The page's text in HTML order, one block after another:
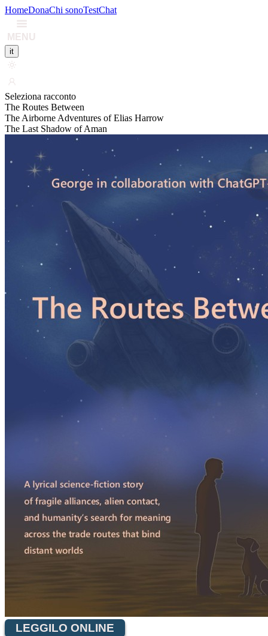
HomeDonaChi sonoTestChat
MENU
it
Seleziona racconto
The Routes Between
The Airborne Adventures of Elias Harrow
The Last Shadow of Aman
LEGGILO ONLINE